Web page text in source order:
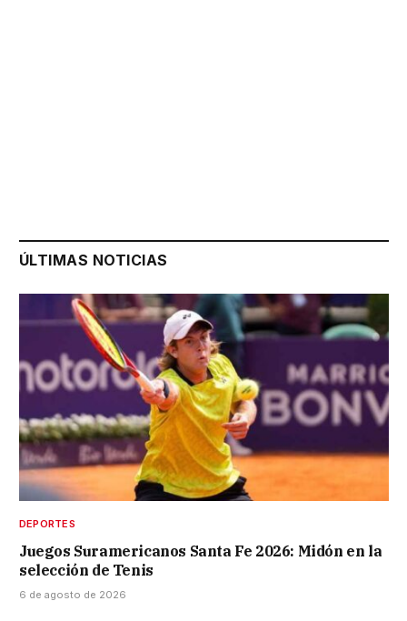
ÚLTIMAS NOTICIAS
DEPORTES
Juegos Suramericanos Santa Fe 2026: Midón en la
selección de Tenis
6 de agosto de 2026